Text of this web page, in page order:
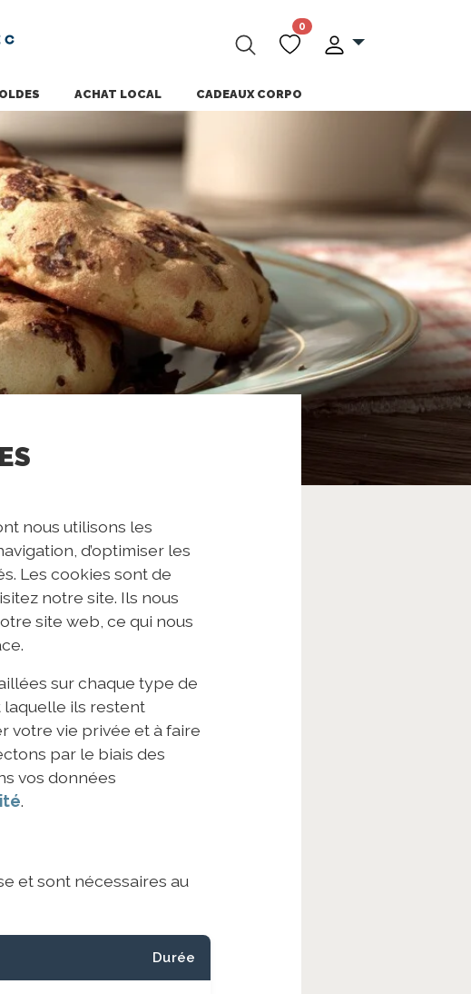
0
ACHAT LOCAL CADEAUX CORPO
nous utilisons les
d’optimiser les
Les cookies sont de
notre site. Ils nous
site web, ce qui nous
sur chaque type de
laquelle ils restent
votre vie privée et à faire
par le biais des
vos données
.
et sont nécessaires au
Durée